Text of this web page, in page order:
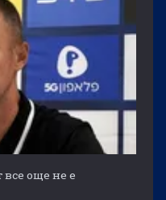
още не е